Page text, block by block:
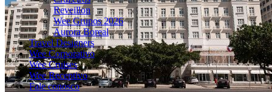
Reveillon
Wee Grupos 2026
Aurora Boreal
Travel Designers
Wee Corporativo
Wee Cruises
Wee Receptivo
Fale conosco